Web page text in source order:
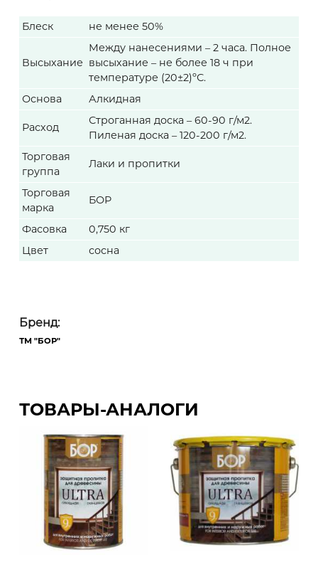
Блеск не менее 50%
Высыхание
Между нанесениями – 2 часа. Полное
высыхание – не более 18 ч при
температуре (20±2)ºС.
Основа
Алкидная
Расход
Строганная доска – 60-90 г/м2.
Пиленая доска – 120-200 г/м2.
Торговая
группа
Лаки и пропитки
Торговая
марка
БОР
Фасовка
0,750 кг
Цвет
сосна
Бренд:
ТМ "БОР"
ТОВАРЫ-АНАЛОГИ